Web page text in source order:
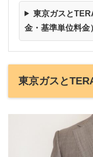
東京ガスと
金・基準単位料金
東京ガスと